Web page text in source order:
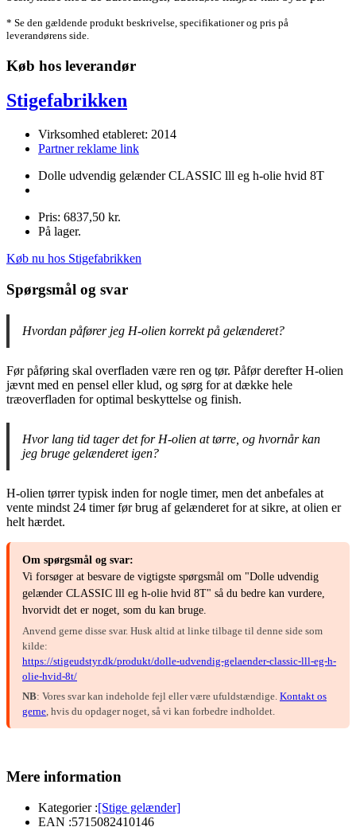
* Se den gældende produkt beskrivelse, specifikationer og pris på
leverandørens side.
Køb hos leverandør
Stigefabrikken
Virksomhed etableret: 2014
Partner reklame link
Dolle udvendig gelænder CLASSIC lll eg h-olie hvid 8T
Pris: 6837,50 kr.
På lager.
Køb nu hos Stigefabrikken
Spørgsmål og svar
Hvordan påfører jeg H-olien korrekt på gelænderet?
Før påføring skal overfladen være ren og tør. Påfør derefter H-olien
jævnt med en pensel eller klud, og sørg for at dække hele
træoverfladen for optimal beskyttelse og finish.
Hvor lang tid tager det for H-olien at tørre, og hvornår kan
jeg bruge gelænderet igen?
H-olien tørrer typisk inden for nogle timer, men det anbefales at
vente mindst 24 timer før brug af gelænderet for at sikre, at olien er
helt hærdet.
Om spørgsmål og svar:
Vi forsøger at besvare de vigtigste spørgsmål om "Dolle udvendig
gelænder CLASSIC lll eg h-olie hvid 8T" så du bedre kan vurdere,
hvorvidt det er noget, som du kan bruge.
Anvend gerne disse svar. Husk altid at linke tilbage til denne side som
kilde:
https://stigeudstyr.dk/produkt/dolle-udvendig-gelaender-classic-lll-eg-h-
olie-hvid-8t/
NB: Vores svar kan indeholde fejl eller være ufuldstændige. Kontakt os
gerne, hvis du opdager noget, så vi kan forbedre indholdet.
Mere information
Kategorier :[Stige gelænder]
EAN :5715082410146